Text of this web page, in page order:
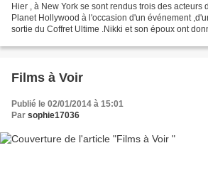
Hier , à New York se sont rendus trois des acteurs
Planet Hollywood à l'occasion d'un événement
sortie du Coffret Ultime .Nikki et son époux ont
Films à Voir
Publié le 02/01/2014 à 15:01
Par sophie17036